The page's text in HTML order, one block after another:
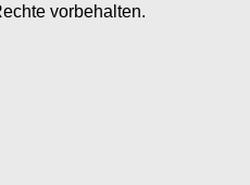
vorbehalten.